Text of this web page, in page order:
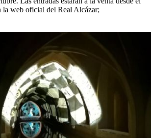
la web oficial del Real Alcázar;